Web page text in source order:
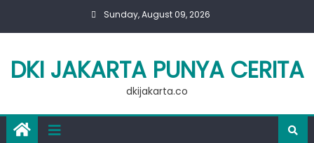
Sunday, August 09, 2026
DKI JAKARTA PUNYA CERITA
dkijakarta.co